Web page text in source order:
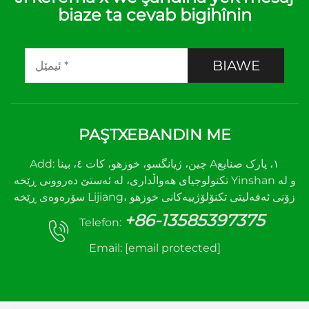
biaze ta cevab bigihînin
BIAWE
PAŞTXEBANDIN ME
Add: چین، ژیانگسو، خوزهو، کات ٤، بینا A١، پارک صنایع
تکنولوجیای هەواڵداری، لە ئەستێ دەروونی ڕێخە Yinshan و لە
سۆرەوەی ڕێخە Lijiang، زۆنی ئەفەلیتی تکنۆلۆژییەکانی خوزهو
Telefon: +86-13585397375
Email: [email protected]